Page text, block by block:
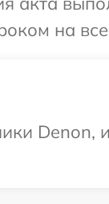
на
Denon,